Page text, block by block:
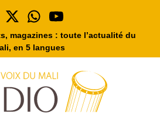
magazines : toute l’actualité du
en 5 langues